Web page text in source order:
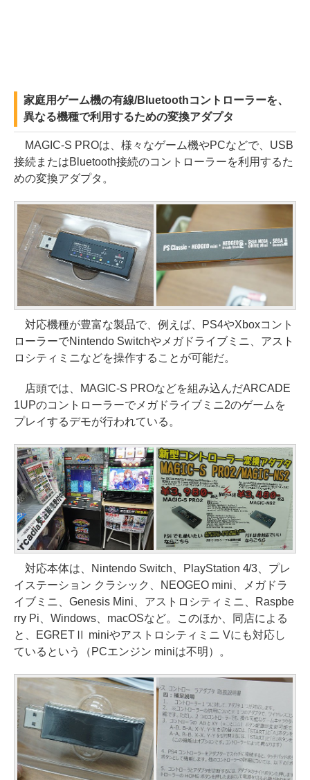
家庭用ゲーム機の有線/Bluetoothコントローラーを、
異なる機種で利用するための変換アダプタ
MAGIC-S PROは、様々なゲーム機やPCなどで、USB
接続またはBluetooth接続のコントローラーを利用するた
めの変換アダプタ。
対応機種が豊富な製品で、例えば、PS4やXboxコント
ローラーでNintendo Switchやメガドライブミニ、アスト
ロシティミニなどを操作することが可能だ。
店頭では、MAGIC-S PROなどを組み込んだARCADE
1UPのコントローラーでメガドライブミニ2のゲームを
プレイするデモが行われている。
対応本体は、Nintendo Switch、PlayStation 4/3、プレ
イステーション クラシック、NEOGEO mini、メガドラ
イブミニ、Genesis Mini、アストロシティミニ、Raspbe
rry Pi、Windows、macOSなど。このほか、同店による
と、EGRETⅡ miniやアストロシティミニ Vにも対応し
ているという（PCエンジン miniは不明）。